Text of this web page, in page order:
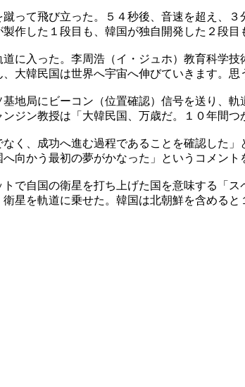
って飛び立った。５４秒後、音速を超え、
作した１段目も、韓国が独自開発した２段目
に入った。李周浩（イ・ジュホ）教育科学
大韓民国は世界へ宇宙へ伸びていきます。思
地局にビーコン（位置確認）信号を送り、
ジン教授は「大韓民国、万歳だ。１０年間
く、成功へ進む過程であることを確認した
向かう最初の夢がかなった」というコメント
で自国の衛星を打ち上げた国を意味する「
星を軌道に乗せた。韓国は北朝鮮を含める